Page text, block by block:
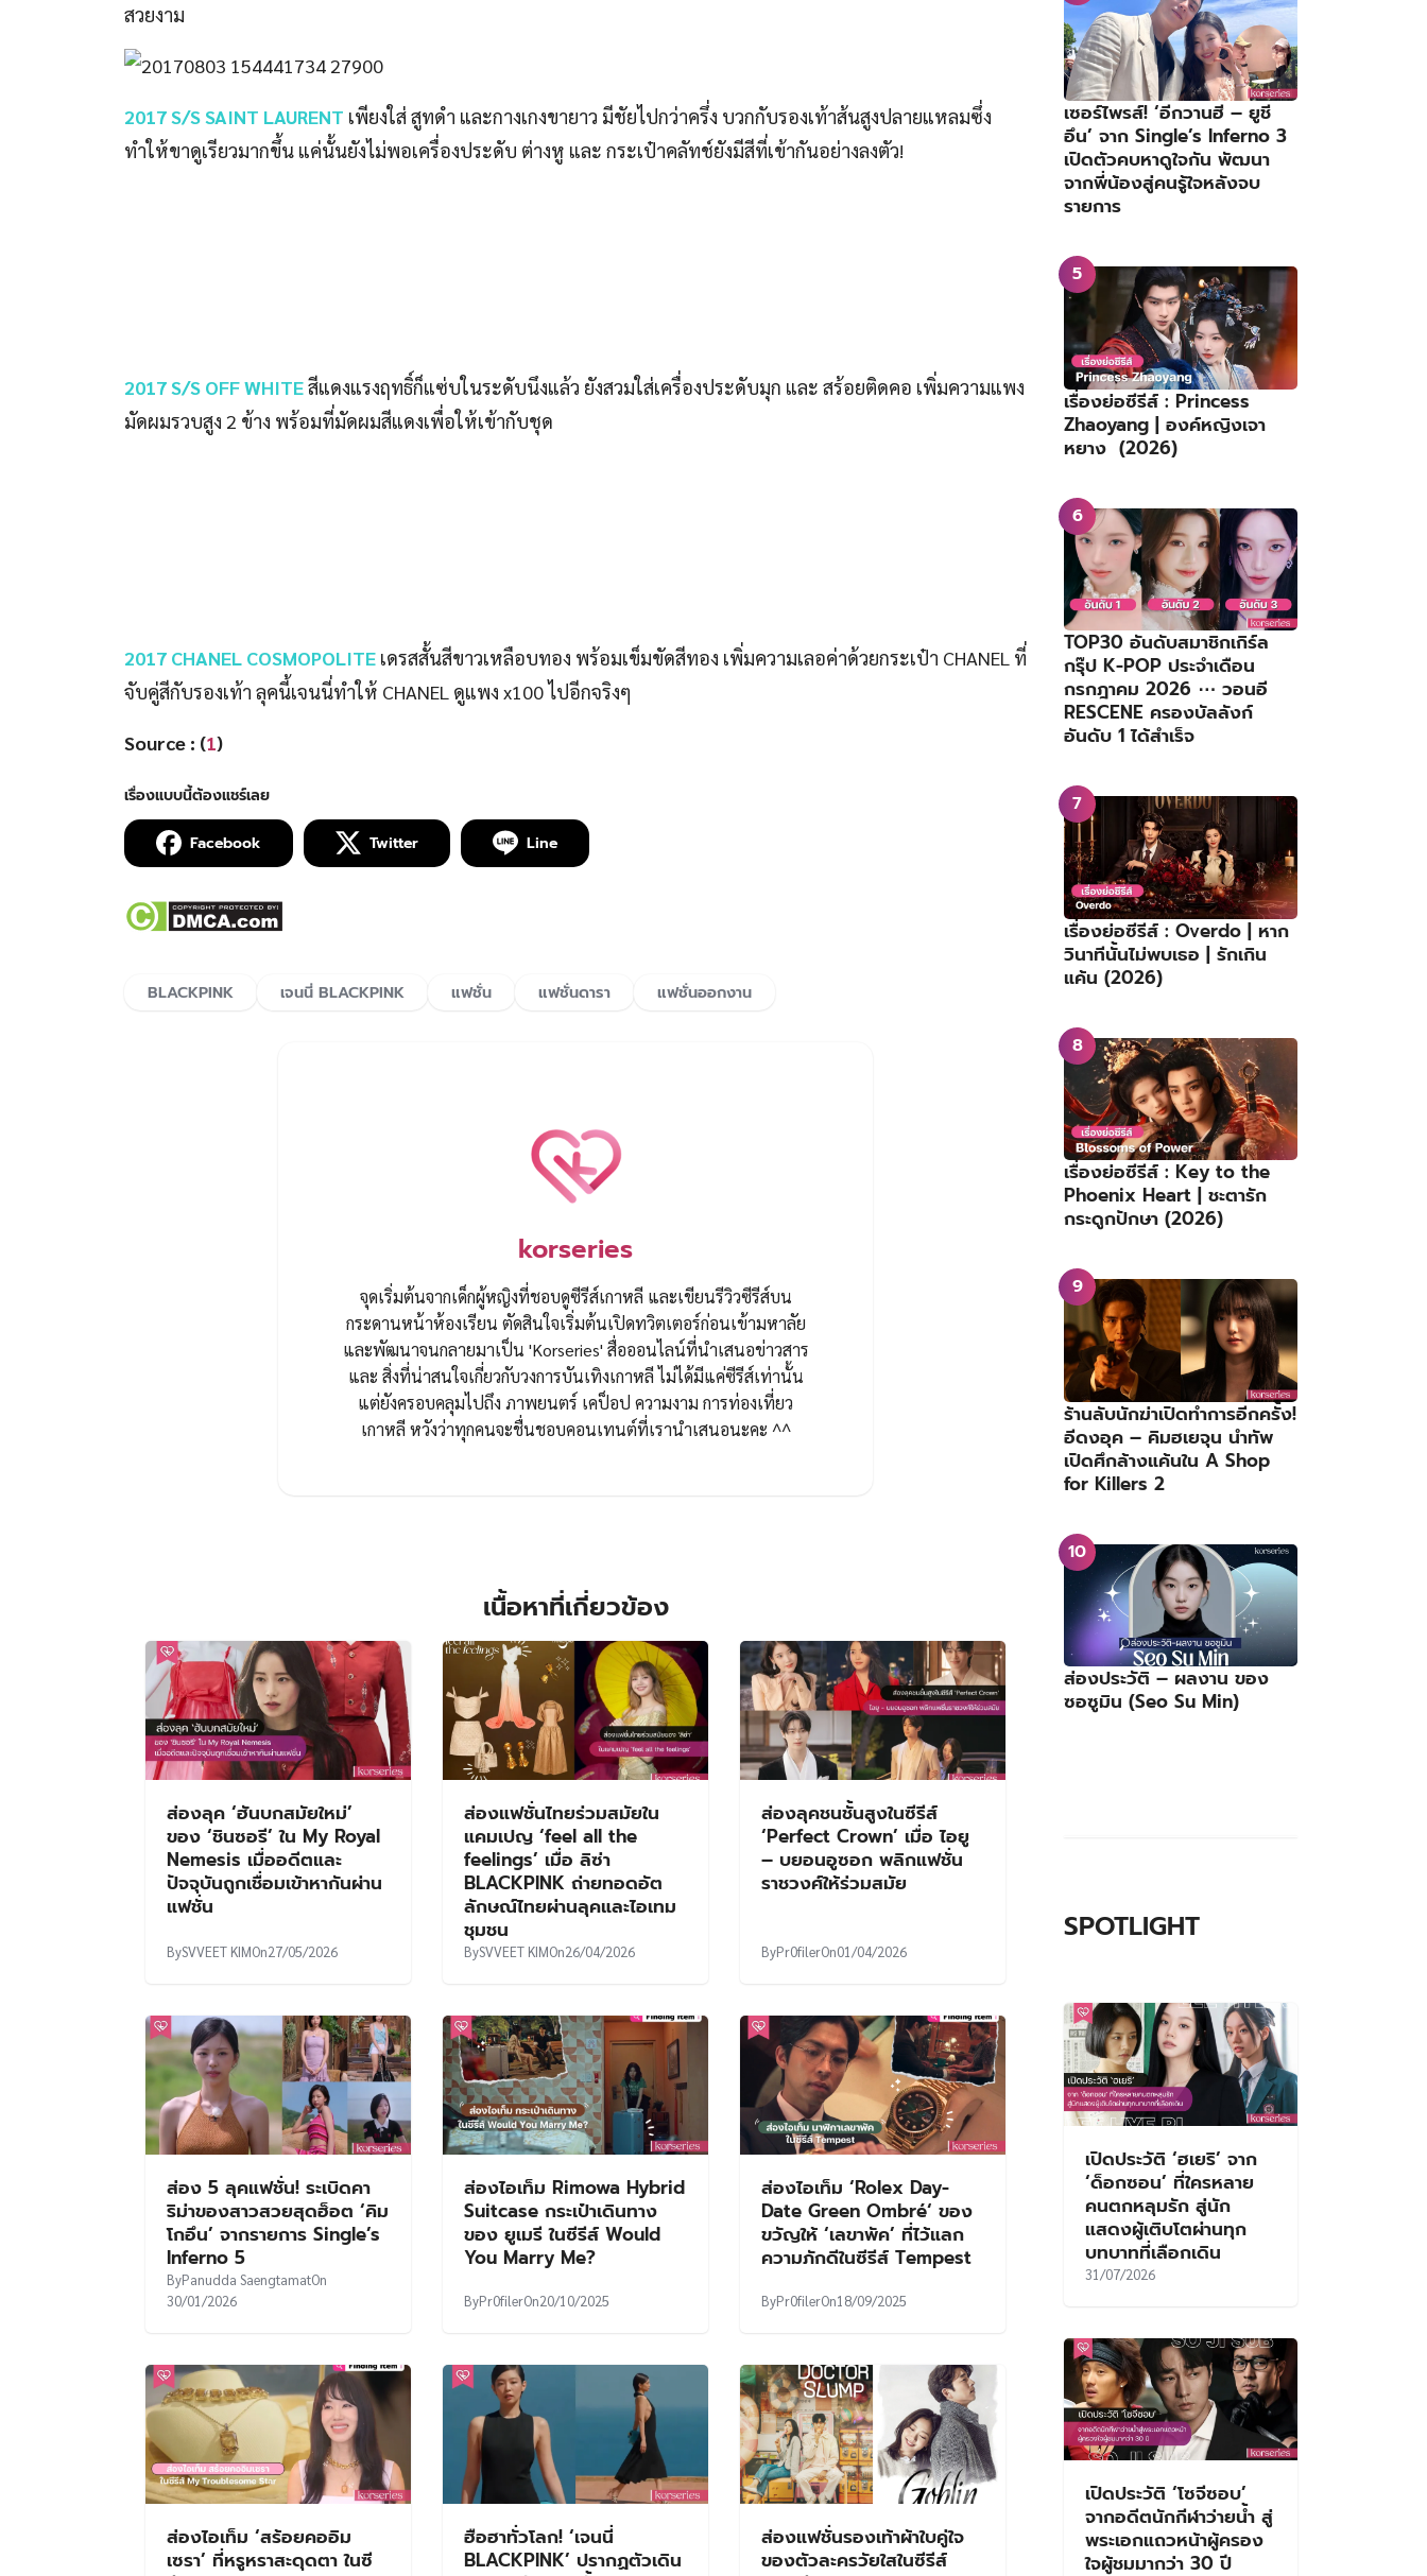
สวยงาม
2017 S/S SAINT LAURENT เพียงใส่ สูทดำ และกางเกงขายาว มีชัยไปกว่าครึ่ง บวกกับรองเท้าส้นสูงปลายแหลมซึ่ง
ทำให้ขาดูเรียวมากขึ้น แค่นั้นยังไม่พอเครื่องประดับ ต่างหู และ กระเป๋าคลัทช์ยังมีสีที่เข้ากันอย่างลงตัว!
2017 CHANEL COSMOPOLITEเดรสสั้นสีขาวเหลือบทอง พร้อมเข็มขัดสีทอง เพิ่มความเลอค่าด้วยกระเป๋า CHANEL ที่
จับคู่สีกับรองเท้า ลุคนี้เจนนี่ทำให้ CHANEL ดูแพง x100 ไปอีกจริงๆ
korseries
แต่ยังครอบคลุมไปถึง ภาพยนตร์ เคป็อป ความงาม การท่องเที่ยว
เกาหลี หวังว่าทุกคนจะชื่นชอบคอนเทนต์ที่เรานำเสนอนะคะ ^^
เนื้อหาที่เกี่ยวข้อง
แฟชั่น
BySVVEET KIM On27/05/2026
feelings’ เมื่อ ลิซ่า
BLACKPINK ถ่ายทอดอัต
ลักษณ์ไทยผ่านลุคและไอเทม
ชุมชน
SVVEET KIMOn 26/04/2026 ByPr0filerOn01/04/2026
ส่อง 5 ลุคแฟชั่น! ระเบิดคา
ริม่าของสาวสวยสุดฮ็อต ‘คิม
โกอึน’ จากรายการ Single’s
30/01/2026
ส่องไอเท็ม Rimowa Hybrid
Suitcase กระเป๋าเดินทาง
ของ ยูเมรี ในซีรีส์ Would
ByPr0filerOn20/10/2025
Date Green Ombré‘ ของ
ขวัญให้ ‘เลขาพัค’ ที่ไว้แลก
By Pr0filerOn18/09/2025
ส่องไอเท็ม ‘สร้อยคออิม
เซรา’ ที่หรูหราสะดุดตา ในซี
รีส์ My Troublesome Star
ByPr0filer On15/09/2025
ฮือฮาทั่วโลก! ‘เจนนี่
BLACKPINK’ ปรากฏตัวเดิน
แบบบนรันเวย์ครั้งแรก ในโชว์
Jacquemus
By korseries
ส่องแฟชั่นรองเท้าผ้าใบคู่ใจ
ของตัวละครวัยใสในซีรีส์
เกาหลี
BySwarmOn10/05/2024
เซอร์ไพรส์! ‘อีกวานฮี – ยูชี
อึน’ จาก Single’s Inferno 3
เปิดตัวคบหาดูใจกัน พัฒนา
จากพี่น้องสู่คนรู้ใจหลังจบ
รายการ
เรื่องย่อซีรีส์ : Princess
Zhaoyang | องค์หญิงเจา
หยาง (2026)
TOP30 อันดับสมาชิกเกิร์ล
กรุ๊ป K-POP ประจำเดือน
กรกฎาคม 2026 ⋯ วอนอี
RESCENE ครองบัลลังก์
อันดับ 1 ได้สำเร็จ
เรื่องย่อซีรีส์ : Overdo | หาก
วินาทีนั้นไม่พบเธอ | รักเกิน
แค้น (2026)
เรื่องย่อซีรีส์ : Key to the
Phoenix Heart | ชะตารัก
กระดูกปักษา (2026)
ร้านลับนักฆ่าเปิดทำการอีกครั้ง!
อีดงอุค – คิมฮเยจุน นำทัพ
เปิดศึกล้างแค้นใน A Shop
for Killers 2
ส่องประวัติ – ผลงาน ของ
ซอซูมิน (Seo Su Min)
SPOTLIGHT
เปิดประวัติ ‘ฮเยริ’ จาก
‘ด็อกซอน’ ที่ใครหลาย
คนตกหลุมรัก สู่นัก
แสดงผู้เติบโตผ่านทุก
บทบาทที่เลือกเดิน
31/07/2026
เปิดประวัติ ‘โซจีซอบ’
จากอดีตนักกีฬาว่ายน้ำ สู่
พระเอกแถวหน้าผู้ครอง
ใจผู้ชมมากว่า 30 ปี